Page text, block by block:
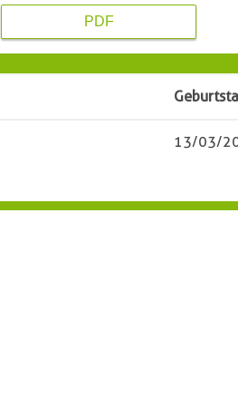
PDF
13/03/